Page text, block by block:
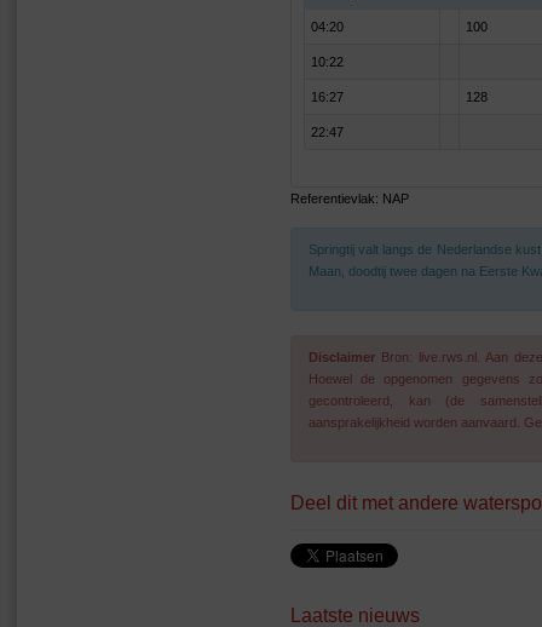
04:20 100
10:22
16:27 128
22:47
Referentievlak: NAP
Springtij valt langs de Nederlandse
Maan, doodtij twee dagen na Eerste
Disclaimer Bron: live.rws.nl. Aan
Hoewel de opgenomen gegevens
gecontroleerd, kan (de
aansprakelijkheid worden aanvaard.
Deel dit met andere
Laatste nieuws